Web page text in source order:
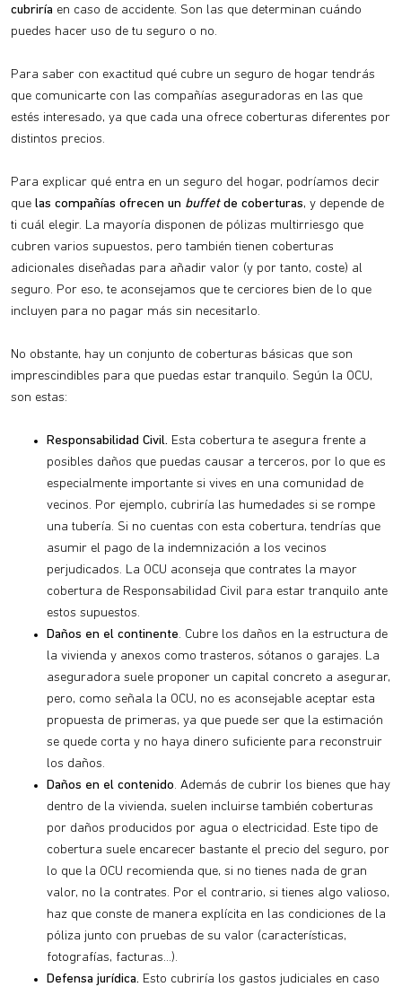
cubriría en caso de accidente. Son las que determinan cuándo
puedes hacer uso de tu seguro o no.
Para saber con exactitud qué cubre un seguro de hogar tendrás
que comunicarte con las compañías aseguradoras en las que
estés interesado, ya que cada una ofrece coberturas diferentes por
distintos precios.
Para explicar qué entra en un seguro del hogar, podríamos decir
que las compañías ofrecen un buffet de coberturas, y depende de
ti cuál elegir. La mayoría disponen de pólizas multirriesgo que
cubren varios supuestos, pero también tienen coberturas
adicionales diseñadas para añadir valor (y por tanto, coste) al
seguro. Por eso, te aconsejamos que te cerciores bien de lo que
incluyen para no pagar más sin necesitarlo.
No obstante, hay un conjunto de coberturas básicas que son
imprescindibles para que puedas estar tranquilo. Según la OCU,
son estas:
Responsabilidad Civil. Esta cobertura te asegura frente a
posibles daños que puedas causar a terceros, por lo que es
especialmente importante si vives en una comunidad de
vecinos. Por ejemplo, cubriría las humedades si se rompe
una tubería. Si no cuentas con esta cobertura, tendrías que
asumir el pago de la indemnización a los vecinos
perjudicados. La OCU aconseja que contrates la mayor
cobertura de Responsabilidad Civil para estar tranquilo ante
estos supuestos.
Daños en el continente. Cubre los daños en la estructura de
la vivienda y anexos como trasteros, sótanos o garajes. La
aseguradora suele proponer un capital concreto a asegurar,
pero, como señala la OCU, no es aconsejable aceptar esta
propuesta de primeras, ya que puede ser que la estimación
se quede corta y no haya dinero suficiente para reconstruir
los daños.
Daños en el contenido. Además de cubrir los bienes que hay
dentro de la vivienda, suelen incluirse también coberturas
por daños producidos por agua o electricidad. Este tipo de
cobertura suele encarecer bastante el precio del seguro, por
lo que la OCU recomienda que, si no tienes nada de gran
valor, no la contrates. Por el contrario, si tienes algo valioso,
haz que conste de manera explícita en las condiciones de la
póliza junto con pruebas de su valor (características,
fotografías, facturas…).
Defensa jurídica. Esto cubriría los gastos judiciales en caso